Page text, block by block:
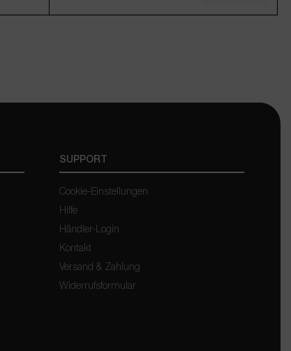
SUPPORT
Cookie-Einstellungen
Hilfe
Händler-Login
Kontakt
Versand & Zahlung
Widerrufsformular